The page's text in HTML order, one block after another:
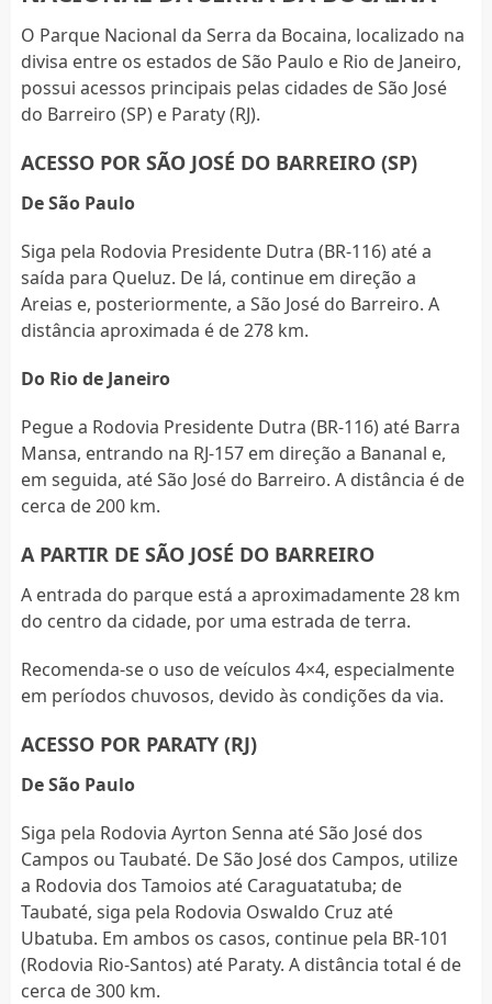
O Parque Nacional da Serra da Bocaina, localizado na
divisa entre os estados de São Paulo e Rio de Janeiro,
possui acessos principais pelas cidades de São José
do Barreiro (SP) e Paraty (RJ).
ACESSO POR SÃO JOSÉ DO BARREIRO (SP)
De São Paulo
Siga pela Rodovia Presidente Dutra (BR-116) até a
saída para Queluz. De lá, continue em direção a
Areias e, posteriormente, a São José do Barreiro. A
distância aproximada é de 278 km.
Do Rio de Janeiro
Pegue a Rodovia Presidente Dutra (BR-116) até Barra
Mansa, entrando na RJ-157 em direção a Bananal e,
em seguida, até São José do Barreiro. A distância é de
cerca de 200 km.
A PARTIR DE SÃO JOSÉ DO BARREIRO
A entrada do parque está a aproximadamente 28 km
do centro da cidade, por uma estrada de terra.
Recomenda-se o uso de veículos 4×4, especialmente
em períodos chuvosos, devido às condições da via.
ACESSO POR PARATY (RJ)
De São Paulo
Siga pela Rodovia Ayrton Senna até São José dos
Campos ou Taubaté. De São José dos Campos, utilize
a Rodovia dos Tamoios até Caraguatatuba; de
Taubaté, siga pela Rodovia Oswaldo Cruz até
Ubatuba. Em ambos os casos, continue pela BR-101
(Rodovia Rio-Santos) até Paraty. A distância total é de
cerca de 300 km.